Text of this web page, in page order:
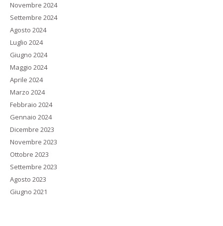
Novembre 2024
Settembre 2024
Agosto 2024
Luglio 2024
Giugno 2024
Maggio 2024
Aprile 2024
Marzo 2024
Febbraio 2024
Gennaio 2024
Dicembre 2023
Novembre 2023
Ottobre 2023
Settembre 2023
Agosto 2023
Giugno 2021